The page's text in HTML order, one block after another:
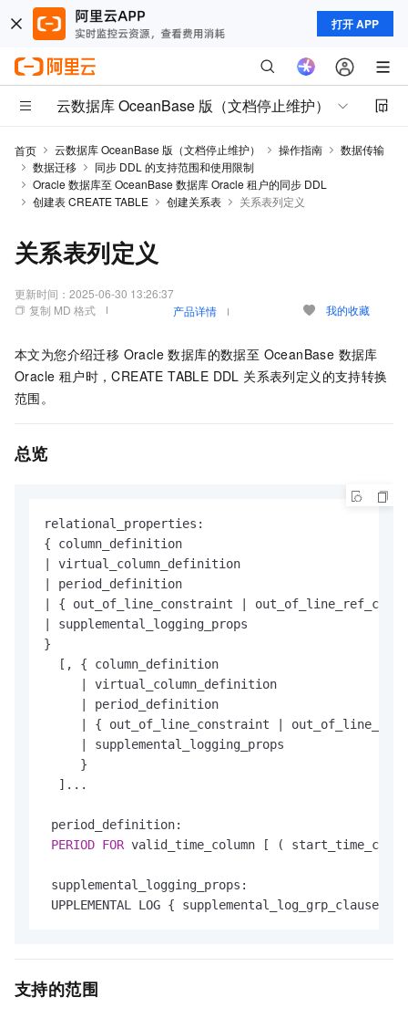
打开 APP
云数据库 OceanBase 版（文档停止维护）
首页 云数据库 OceanBase 版（文档停止维护） 操作指南
数据传输
数据迁移
同步 DDL 的支持范围和使用限制
Oracle 数据库至 OceanBase 数据库 Oracle 租户的同步 DDL
创建表 CREATE TABLE
创建关系表 关系表列定义
关系表列定义
更新时间： 2025-06-30 13:26:37
复制 MD 格式
产品详情 我的收藏
本文为您介绍迁移 Oracle 数据库的数据至 OceanBase 数据库
Oracle 租户时，CREATE TABLE DDL 关系表列定义的支持转换
范围。
总览
relational_properties:
{ out_of_line_constraint
supplemental_logging_props
}
  [, { column_definition
virtual_column_definition
period_definition
{ out_of_line_constraint
supplemental_logging_props
     }
  ]...
period_definition:
PERIOD FOR valid_time_column [ (
supplemental_logging_props:
UPPLEMENTAL LOG { supplemental_log_grp_clause
支持的范围